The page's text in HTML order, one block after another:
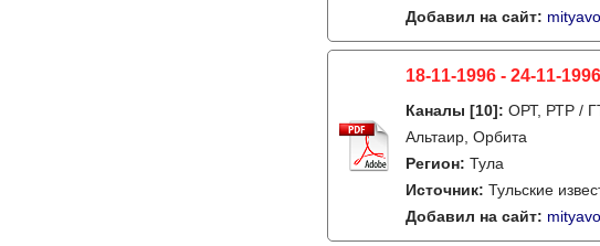
Добавил на сайт:
18-11-1996 - 24-11-1996
Каналы [10]: ОРТ, РТР /
Альтаир, Орбита
Регион: Тула
Источник: Тульские
Добавил на сайт: